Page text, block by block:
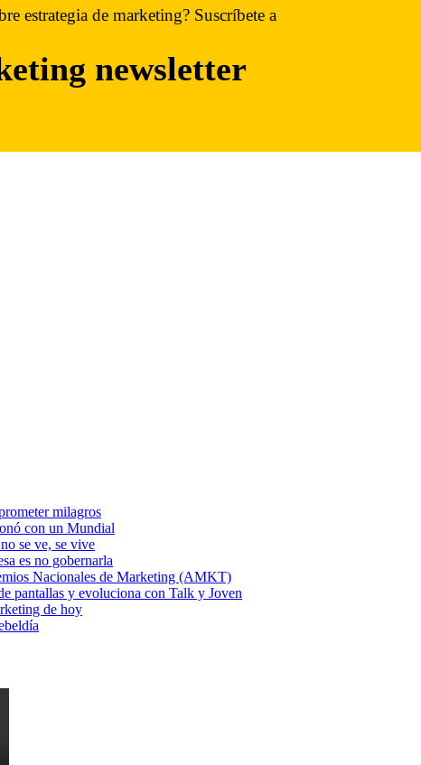
estrategia de marketing? Suscríbete a
newsletter
milagros
con un Mundial
se ve, se vive
es no gobernarla
Nacionales de Marketing (AMKT)
pantallas y evoluciona con Talk y Joven
de hoy